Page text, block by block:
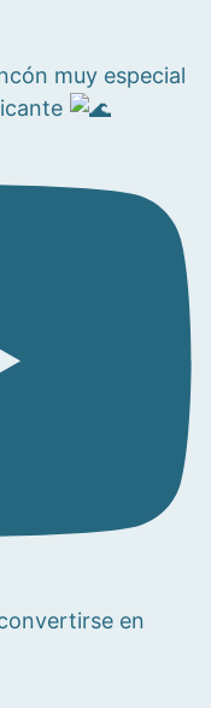
muy especial
en